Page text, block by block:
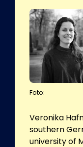
Foto:
Veronika
southern
university of